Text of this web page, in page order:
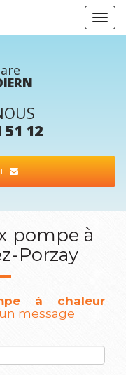
51 12
pompe à
Porzay
à chaleur
message